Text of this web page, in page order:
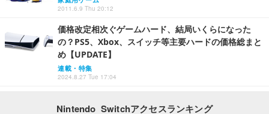
2011.6.9 Thu 20:12
価格改定相次ぐゲームハード、結局いくらになった
の？PS5、Xbox、スイッチ等主要ハードの価格総まと
め【UPDATE】
連載・特集
2024.8.27 Tue 17:04
Nintendo Switchアクセスランキング